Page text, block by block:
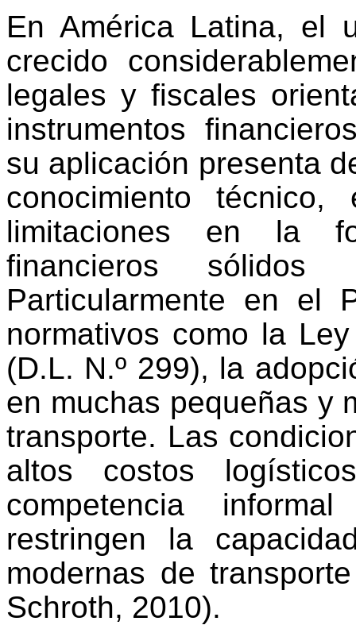
En América Latina, el
crecido
legales y fiscales
instrumentos
su aplicación presenta
conocimiento
limitaciones en la
financieros sólidos
Particularmente en el
normativos como la
(D.L. N.º 299), la
en muchas pequeñas y
transporte. Las
altos costos
competencia
restringen la
modernas de
Schroth, 2010).